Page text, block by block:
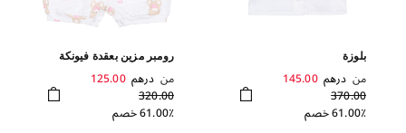
بلوزة
من درهم 145.00
370.00
61.00٪ خصم
رومبر مزين بعقدة فيونكة
من درهم 125.00
320.00
61.00٪ خصم